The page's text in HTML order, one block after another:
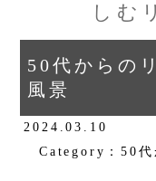
しむ
50代からの
風景
2024.03.10
Category：50代